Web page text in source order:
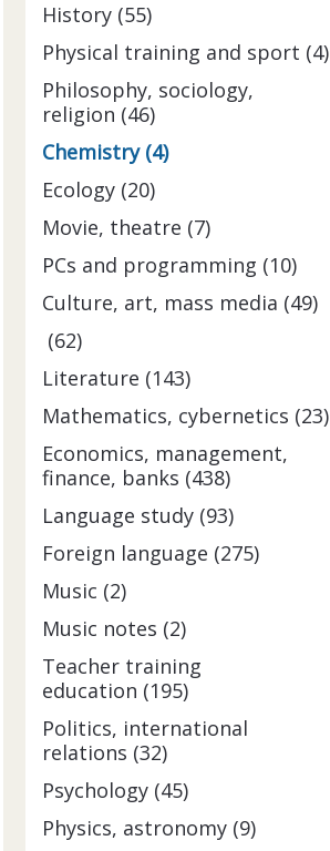
History (55)
Physical training and sport (4)
Philosophy, sociology,
religion (46)
Chemistry (4)
Ecology (20)
Movie, theatre (7)
PCs and programming (10)
Culture, art, mass media (49)
(62)
Literature (143)
Mathematics, cybernetics (23)
Economics, management,
finance, banks (438)
Language study (93)
Foreign language (275)
Music (2)
Music notes (2)
Teacher training
education (195)
Politics, international
relations (32)
Psychology (45)
Physics, astronomy (9)